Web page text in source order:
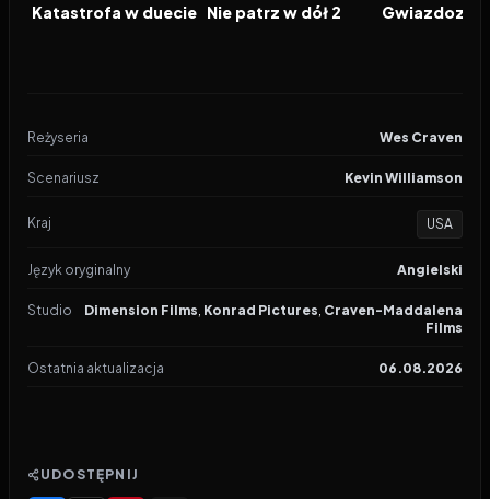
FILM
Katastrofa w duecie FILM
Nie patrz w dół 2 FILM
Reżyseria Wes Craven
Scenariusz Kevin Williamson
Kraj USA
Język oryginalny Angielski
Studio Dimension Films, Konrad Pictures, Craven-Maddalena
Films
Ostatnia aktualizacja 06.08.2026
UDOSTĘPNIJ